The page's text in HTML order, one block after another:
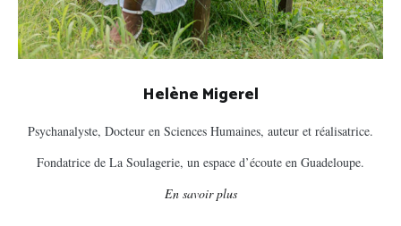
Helène Migerel
Psychanalyste, Docteur en Sciences Humaines, auteur et réalisatrice.
Fondatrice de La Soulagerie, un espace d’écoute en Guadeloupe.
En savoir plus